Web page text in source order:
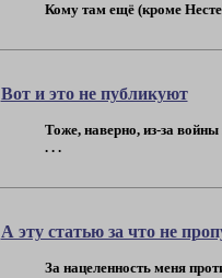
Кому там ещё (кроме
Вот и это не публикуют
Тоже, наверно, из-за
. . .
А эту статью за что не
За нацеленность меня